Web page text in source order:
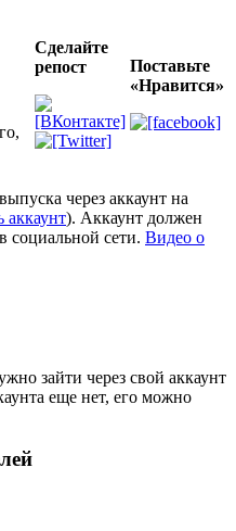
Сделайте
репост
Поставьте
«Нравится»
через аккаунт на
аккаунт). Аккаунт должен
социальной сети. Видео о
зайти через свой аккаунт
еще нет, его можно